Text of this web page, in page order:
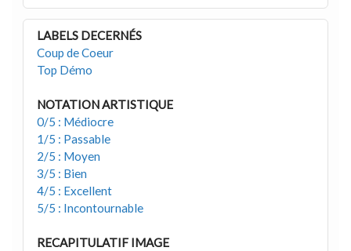
LABELS DECERNÉS
Coup de Coeur
Top Démo
NOTATION ARTISTIQUE
0/5 : Médiocre
1/5 : Passable
2/5 : Moyen
3/5 : Bien
4/5 : Excellent
5/5 : Incontournable
RECAPITULATIF IMAGE